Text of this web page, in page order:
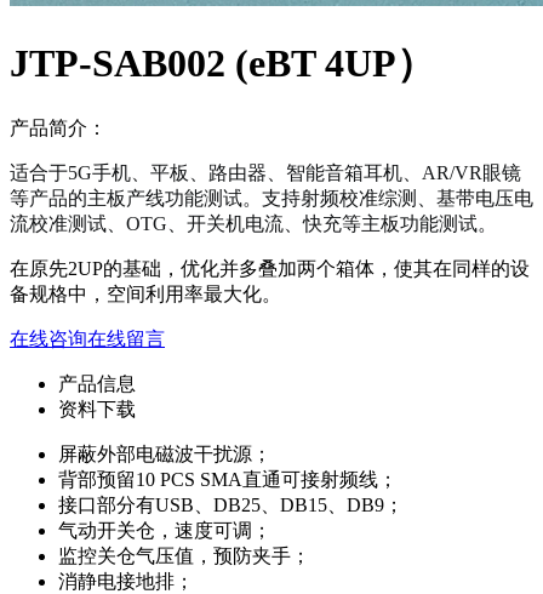
JTP-SAB002 (eBT 4UP）
产品简介：
适合于5G手机、平板、路由器、智能音箱耳机、AR/VR眼镜
等产品的主板产线功能测试。支持射频校准综测、基带电压电
流校准测试、OTG、开关机电流、快充等主板功能测试。
在原先2UP的基础，优化并多叠加两个箱体，使其在同样的设
备规格中，空间利用率最大化。
在线咨询在线留言
产品信息
资料下载
屏蔽外部电磁波干扰源；
背部预留10 PCS SMA直通可接射频线；
接口部分有USB、DB25、DB15、DB9；
气动开关仓，速度可调；
监控关仓气压值，预防夹手；
消静电接地排；